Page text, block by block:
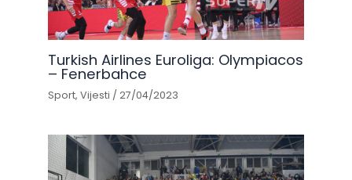
Turkish Airlines Euroliga: Olympiacos
– Fenerbahce
Sport,Vijesti /27/04/2023